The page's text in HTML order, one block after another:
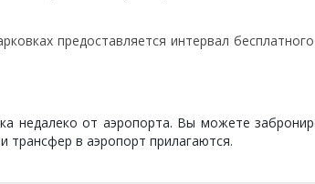
предоставляется интервал
недалеко от аэропорта. Вы можете
трансфер в аэропорт прилагаются.